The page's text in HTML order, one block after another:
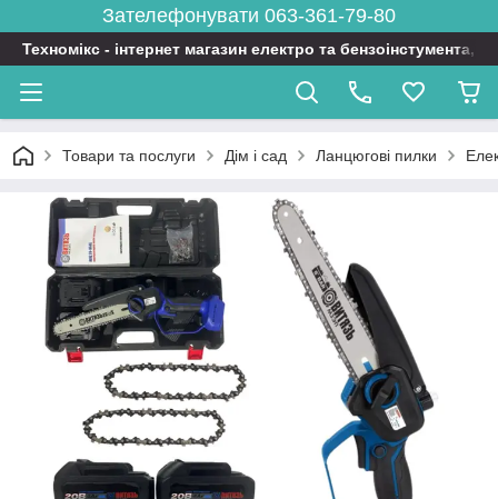
Зателефонувати 063-361-79-80
Техномікс - інтернет магазин електро та бензоінстумента,
Товари та послуги Дім і сад Ланцюгові пилки